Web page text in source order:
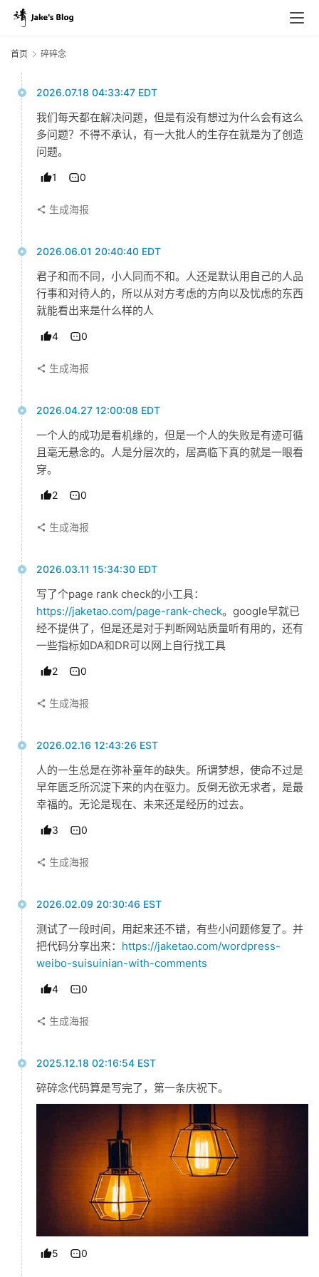
原
创
专
栏
行
业
动
态
碎
碎
念
推
荐
工
具
关
于
留
言
首页 碎碎念
2026.07.18 04:33:47 EDT
我们每天都在解决问题，但是有没有想过为什么会有这么
多问题？不得不承认，有一大批人的生存在就是为了创造
问题。
1 0
生成海报
2026.06.01 20:40:40 EDT
君子和而不同，小人同而不和。人还是默认用自己的人品
行事和对待人的，所以从对方考虑的方向以及忧虑的东西
就能看出来是什么样的人
4 0
生成海报
2026.04.27 12:00:08 EDT
一个人的成功是看机缘的，但是一个人的失败是有迹可循
且毫无悬念的。人是分层次的，居高临下真的就是一眼看
穿。
2 0
生成海报
2026.03.11 15:34:30 EDT
写了个page rank check的小工具：
https://jaketao.com/page-rank-check。google早就已
经不提供了，但是还是对于判断网站质量听有用的，还有
一些指标如DA和DR可以网上自行找工具
2 0
生成海报
2026.02.16 12:43:26 EST
人的一生总是在弥补童年的缺失。所谓梦想，使命不过是
早年匮乏所沉淀下来的内在驱力。反倒无欲无求者，是最
幸福的。无论是现在、未来还是经历的过去。
3 0
生成海报
2026.02.09 20:30:46 EST
测试了一段时间，用起来还不错，有些小问题修复了。并
把代码分享出来： https://jaketao.com/wordpress-
weibo-suisuinian-with-comments
4 0
生成海报
2025.12.18 02:16:54 EST
碎碎念代码算是写完了，第一条庆祝下。
5 0